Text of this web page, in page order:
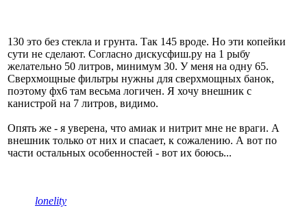
130 это без стекла и грунта. Так 145 вроде. Но эти копейки
сути не сделают. Согласно дискусфиш.ру на 1 рыбу
желательно 50 литров, минимум 30. У меня на одну 65.
Сверхмощные фильтры нужны для сверхмощных банок,
поэтому фх6 там весьма логичен. Я хочу внешник с
канистрой на 7 литров, видимо.
Опять же - я уверена, что амиак и нитрит мне не враги. А
внешник только от них и спасает, к сожалению. А вот по
части остальных особенностей - вот их боюсь...
lonelity